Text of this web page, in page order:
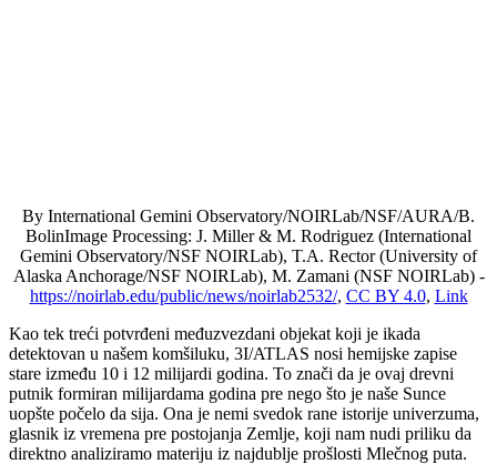
By International Gemini Observatory/NOIRLab/NSF/AURA/B.
BolinImage Processing: J. Miller & M. Rodriguez (International
Gemini Observatory/NSF NOIRLab), T.A. Rector (University of
Alaska Anchorage/NSF NOIRLab), M. Zamani (NSF NOIRLab) -
https://noirlab.edu/public/news/noirlab2532/, CC BY 4.0, Link
Kao tek treći potvrđeni međuzvezdani objekat koji je ikada
detektovan u našem komšiluku, 3I/ATLAS nosi hemijske zapise
stare između 10 i 12 milijardi godina. To znači da je ovaj drevni
putnik formiran milijardama godina pre nego što je naše Sunce
uopšte počelo da sija. Ona je nemi svedok rane istorije univerzuma,
glasnik iz vremena pre postojanja Zemlje, koji nam nudi priliku da
direktno analiziramo materiju iz najdublje prošlosti Mlečnog puta.